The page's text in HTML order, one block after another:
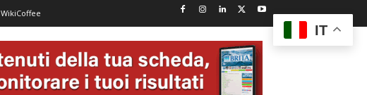
WikiCoffee
IT